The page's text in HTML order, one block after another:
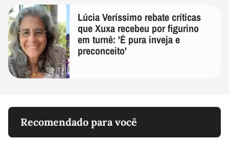
Lúcia Veríssimo rebate críticas
que Xuxa recebeu por figurino
em turnê: 'É pura inveja e
preconceito'
Recomendado para você